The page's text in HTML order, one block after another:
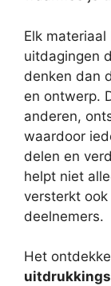
Elk
uitdagingen
denken dan
en ontwerp.
anderen,
waardoor
delen en
helpt niet
versterkt
deelnemers.
Het